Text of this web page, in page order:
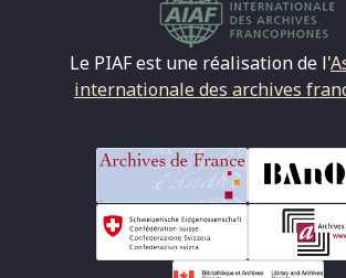
Le PIAF est une réalisation de l'
internationale des archives